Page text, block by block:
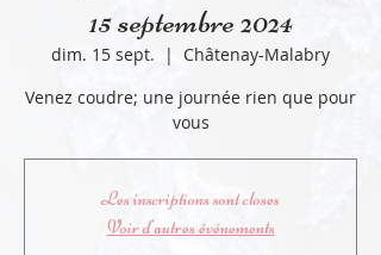
15 septembre 2024
dim. 15 sept.
  |
Châtenay-Malabry
Venez coudre; une journée rien que pour
vous
Les inscriptions sont closes
Voir d'autres événements